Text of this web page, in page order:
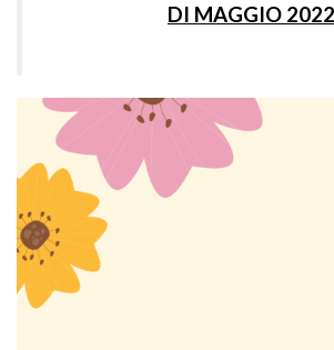
DI MAGGIO 2022